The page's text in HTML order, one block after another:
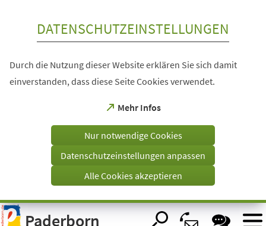
Visuelle
Assistenzsoftware
DATENSCHUTZEINSTELLUNGEN
Durch die Nutzung dieser Website erklären Sie sich damit
einverstanden, dass diese Seite Cookies verwendet.
Mehr Infos
(Öffnet
einem
Tab)
Nur notwendige Cookies
Datenschutzeinstellungen anpassen
Alle Cookies akzeptieren
Paderborn